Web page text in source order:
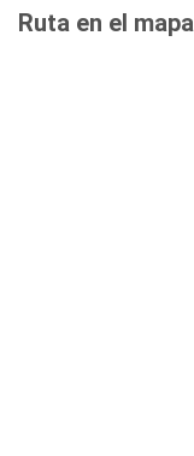
Ruta en el mapa